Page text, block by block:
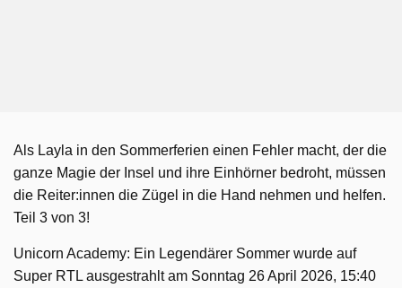
Als Layla in den Sommerferien einen Fehler macht, der die
ganze Magie der Insel und ihre Einhörner bedroht, müssen
die Reiter:innen die Zügel in die Hand nehmen und helfen.
Teil 3 von 3!
Unicorn Academy: Ein Legendärer Sommer wurde auf
Super RTL ausgestrahlt am Sonntag 26 April 2026, 15:40